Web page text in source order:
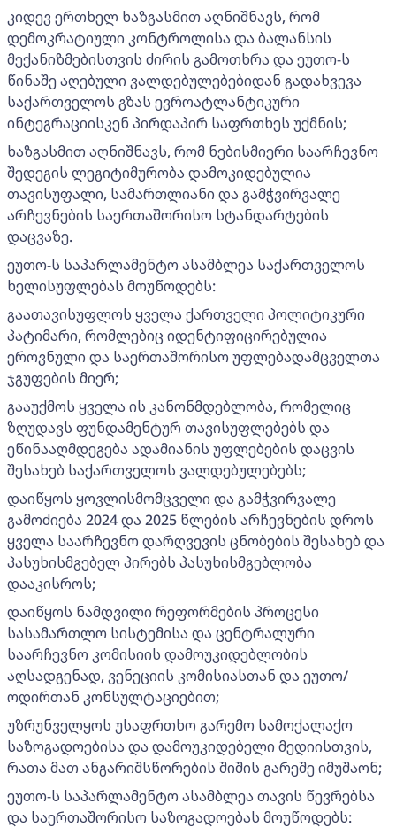
კიდევ ერთხელ ხაზგასმით აღნიშნავს, რომ
დემოკრატიული კონტროლისა და ბალანსის
მექანიზმებისთვის ძირის გამოთხრა და ეუთო-ს
წინაშე აღებული ვალდებულებებიდან გადახვევა
საქართველოს გზას ევროატლანტიკური
ინტეგრაციისკენ პირდაპირ საფრთხეს უქმნის;
ხაზგასმით აღნიშნავს, რომ ნებისმიერი საარჩევნო
შედეგის ლეგიტიმურობა დამოკიდებულია
თავისუფალი, სამართლიანი და გამჭვირვალე
არჩევნების საერთაშორისო სტანდარტების
დაცვაზე.
ეუთო-ს საპარლამენტო ასამბლეა საქართველოს
ხელისუფლებას მოუწოდებს:
გაათავისუფლოს ყველა ქართველი პოლიტიკური
პატიმარი, რომლებიც იდენტიფიცირებულია
ეროვნული და საერთაშორისო უფლებადამცველთა
ჯგუფების მიერ;
გააუქმოს ყველა ის კანონმდებლობა, რომელიც
ზღუდავს ფუნდამენტურ თავისუფლებებს და
ეწინააღმდეგება ადამიანის უფლებების დაცვის
შესახებ საქართველოს ვალდებულებებს;
დაიწყოს ყოვლისმომცველი და გამჭვირვალე
გამოძიება 2024 და 2025 წლების არჩევნების დროს
ყველა საარჩევნო დარღვევის ცნობების შესახებ და
პასუხისმგებელ პირებს პასუხისმგებლობა
დააკისროს;
დაიწყოს ნამდვილი რეფორმების პროცესი
სასამართლო სისტემისა და ცენტრალური
საარჩევნო კომისიის დამოუკიდებლობის
აღსადგენად, ვენეციის კომისიასთან და ეუთო/
ოდირთან კონსულტაციებით;
უზრუნველყოს უსაფრთხო გარემო სამოქალაქო
საზოგადოებისა და დამოუკიდებელი მედიისთვის,
რათა მათ ანგარიშსწორების შიშის გარეშე იმუშაონ;
ეუთო-ს საპარლამენტო ასამბლეა თავის წევრებსა
და საერთაშორისო საზოგადოებას მოუწოდებს: